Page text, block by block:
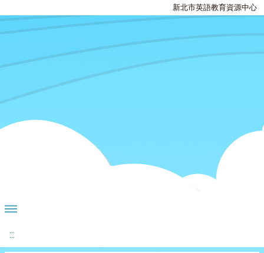
新北市英語教育資源中心
:::